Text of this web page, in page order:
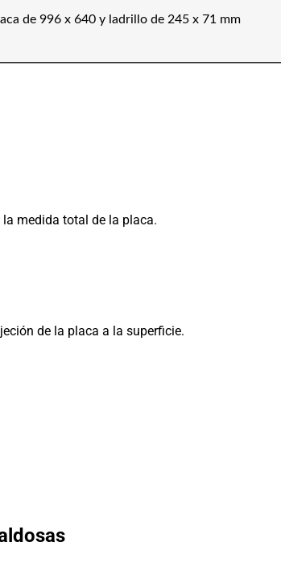
de 996 x 640 y ladrillo de 245 x 71 mm
medida total de la placa.
de la placa a la superficie.